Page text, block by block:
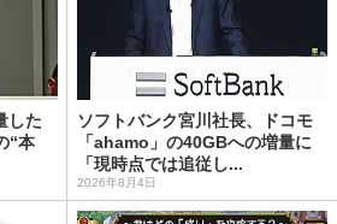
した
“本
ソフトバンク宮川社長、ドコモ
「ahamo」の40GBへの増量に
「現時点では追従し...
2026年8月4日